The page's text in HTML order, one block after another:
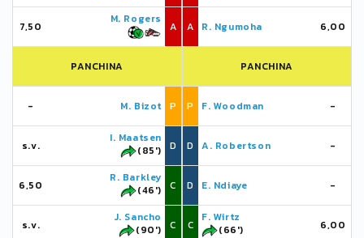
7,50
M. Rogers
A
PANCHINA
- M. Bizot P
s.v.
I. Maatsen
(85')
D
6,50
R. Barkley
(46')
C
s.v.
J. Sancho
(90')
C
A R. Ngumoha 6,00
PANCHINA
P F. Woodman -
D A. Robertson -
D E. Ndiaye -
C
F. Wirtz
(66')
6,00